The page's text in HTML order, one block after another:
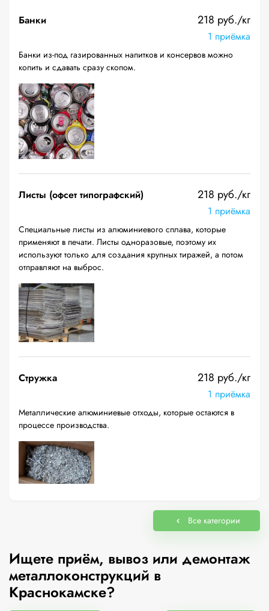
Банки 218 руб./кг
1 приёмка
Банки из-под газированных напитков и консервов можно
копить и сдавать сразу скопом.
Листы (офсет типографский) 218 руб./кг
1 приёмка
Специальные листы из алюминиевого сплава, которые
применяют в печати. Листы одноразовые, поэтому их
используют только для создания крупных тиражей, а потом
отправляют на выброс.
Стружка 218 руб./кг
1 приёмка
Металлические алюминиевые отходы, которые остаются в
процессе производства.
Все категории
Ищете приём, вывоз или демонтаж
металлоконструкций в
Краснокамске?